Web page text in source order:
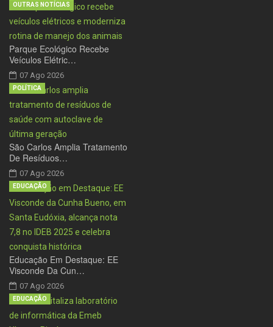
Parque Ecológico Recebe
Veículos Elétric…
07 Ago 2026
OUTRAS NOTÍCIAS
São Carlos Amplia Tratamento
De Resíduos…
07 Ago 2026
POLÍTICA
Educação Em Destaque: EE
Visconde Da Cun…
07 Ago 2026
EDUCAÇÃO
EDUCAÇÃO